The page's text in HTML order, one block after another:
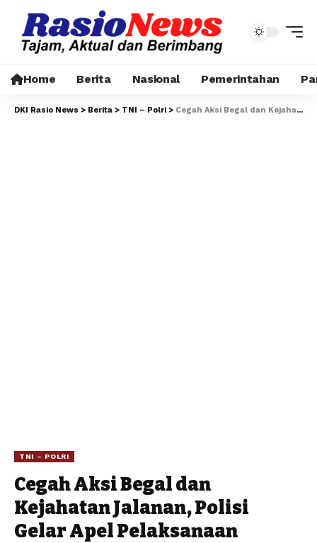
Home Berita Nasional Pemerintahan
DKI Rasio News > Berita > TNI – Polri > Cegah Aksi Begal dan Kejahatan Jalanan, Polisi Gelar Apel Pelaksanaan Operasi Cipta Kondisi di Johar Baru
TNI – POLRI
Cegah Aksi Begal dan
Kejahatan Jalanan, Polisi
Gelar Apel Pelaksanaan